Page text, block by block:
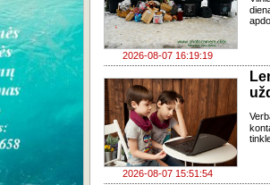
2026-08-07 16:19:19
2026-08-07 15:51:54